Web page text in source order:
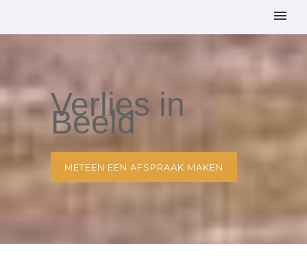
Verlies in
Beeld
METEEN EEN AFSPRAAK MAKEN